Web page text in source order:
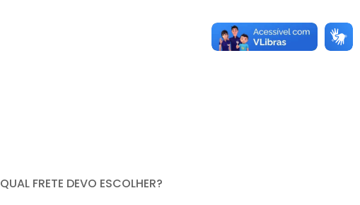
QUAL FRETE DEVO ESCOLHER?